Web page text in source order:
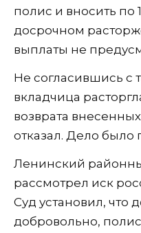
полис и вносить по
досрочном
выплаты не
Не согласившись с
вкладчица
возврата
отказал. Дело было
Ленинский
рассмотрел иск
Суд установил, что
добровольно,